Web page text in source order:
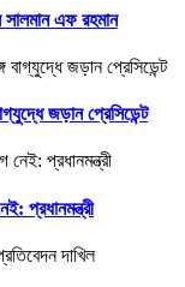
সালমান এফ রহমান
জড়ান প্রেসিডেন্ট
প্রধানমন্ত্রী